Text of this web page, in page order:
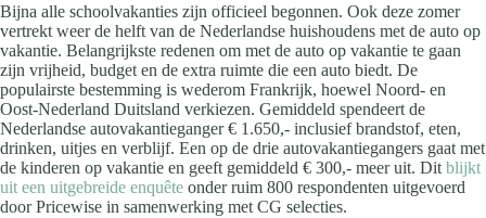
Bijna alle schoolvakanties zijn officieel begonnen. Ook deze zomer
vertrekt weer de helft van de Nederlandse huishoudens met de auto op
vakantie. Belangrijkste redenen om met de auto op vakantie te gaan
zijn vrijheid, budget en de extra ruimte die een auto biedt. De
populairste bestemming is wederom Frankrijk, hoewel Noord- en
Oost-Nederland Duitsland verkiezen. Gemiddeld spendeert de
Nederlandse autovakantieganger € 1.650,- inclusief brandstof, eten,
drinken, uitjes en verblijf. Een op de drie autovakantiegangers gaat met
de kinderen op vakantie en geeft gemiddeld € 300,- meer uit. Dit blijkt
uit een uitgebreide enquête onder ruim 800 respondenten uitgevoerd
door Pricewise in samenwerking met CG selecties.